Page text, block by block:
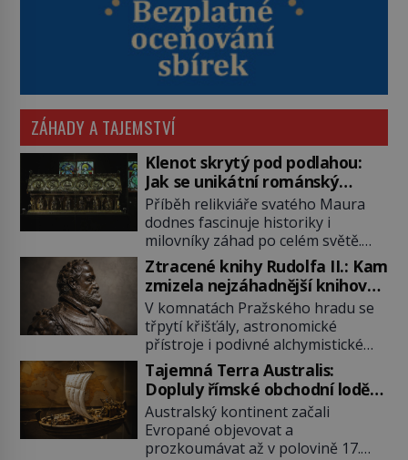
ZÁHADY A TAJEMSTVÍ
Klenot skrytý pod podlahou:
Jak se unikátní románský
poklad dostal do zapadlého
Bečova?
Příběh relikviáře svatého Maura
dodnes fascinuje historiky i
milovníky záhad po celém světě.
Tato románská zlatnická památka
ze 13. století je po českých
korunovačních klenotech druhým
nejcennějším movitým majetkem v
České republice. Přestože byl
klenot v roce 1985 po dramatickém
pátrání kriminalistů úspěšně
nalezen, jeho minulost stále
obestírá hustá mlha. Otázky, jak
přesně se tato […]
Ztracené knihy Rudolfa II.: Kam
zmizela nejzáhadnější knihovna
Evropy?
V komnatách Pražského hradu se
třpytí křišťály, astronomické
přístroje i podivné alchymistické
rukopisy. Císař Rudolf II.
shromažďuje vše, co souvisí s
tajemstvím přírody, hvězd i
lidského poznání. Jenže po jeho
smrti se jeho slavné sbírky začínají
rozpadat a část z nich mizí navždy.
Tajemná Terra Australis:
Dopluly římské obchodní lodě
až do Austrálie?
Australský kontinent začali
Evropané objevovat a
prozkoumávat až v polovině 17.